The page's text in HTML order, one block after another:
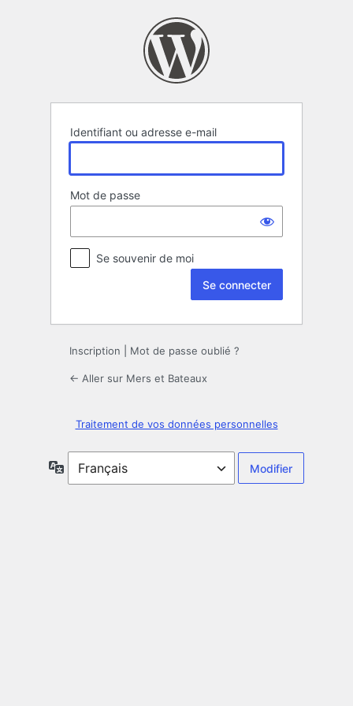
Identifiant ou adresse e-mail
Mot de passe
Se souvenir de moi
Inscription Mot de passe oublié ?
← Aller sur Mers et Bateaux
Traitement de vos données personnelles
Langue